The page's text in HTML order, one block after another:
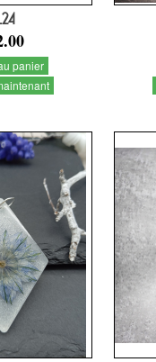
panier